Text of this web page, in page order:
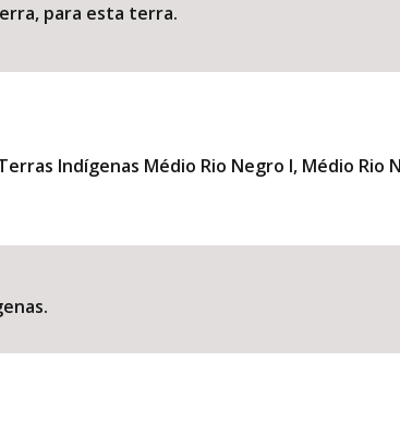
para esta terra.
Indígenas Médio Rio Negro I, Médio Rio